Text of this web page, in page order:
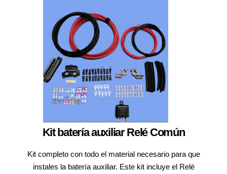
Kit batería auxiliar Relé Común
Kit completo con todo el material necesario para que
instales la batería auxiliar. Este kit incluye el Relé